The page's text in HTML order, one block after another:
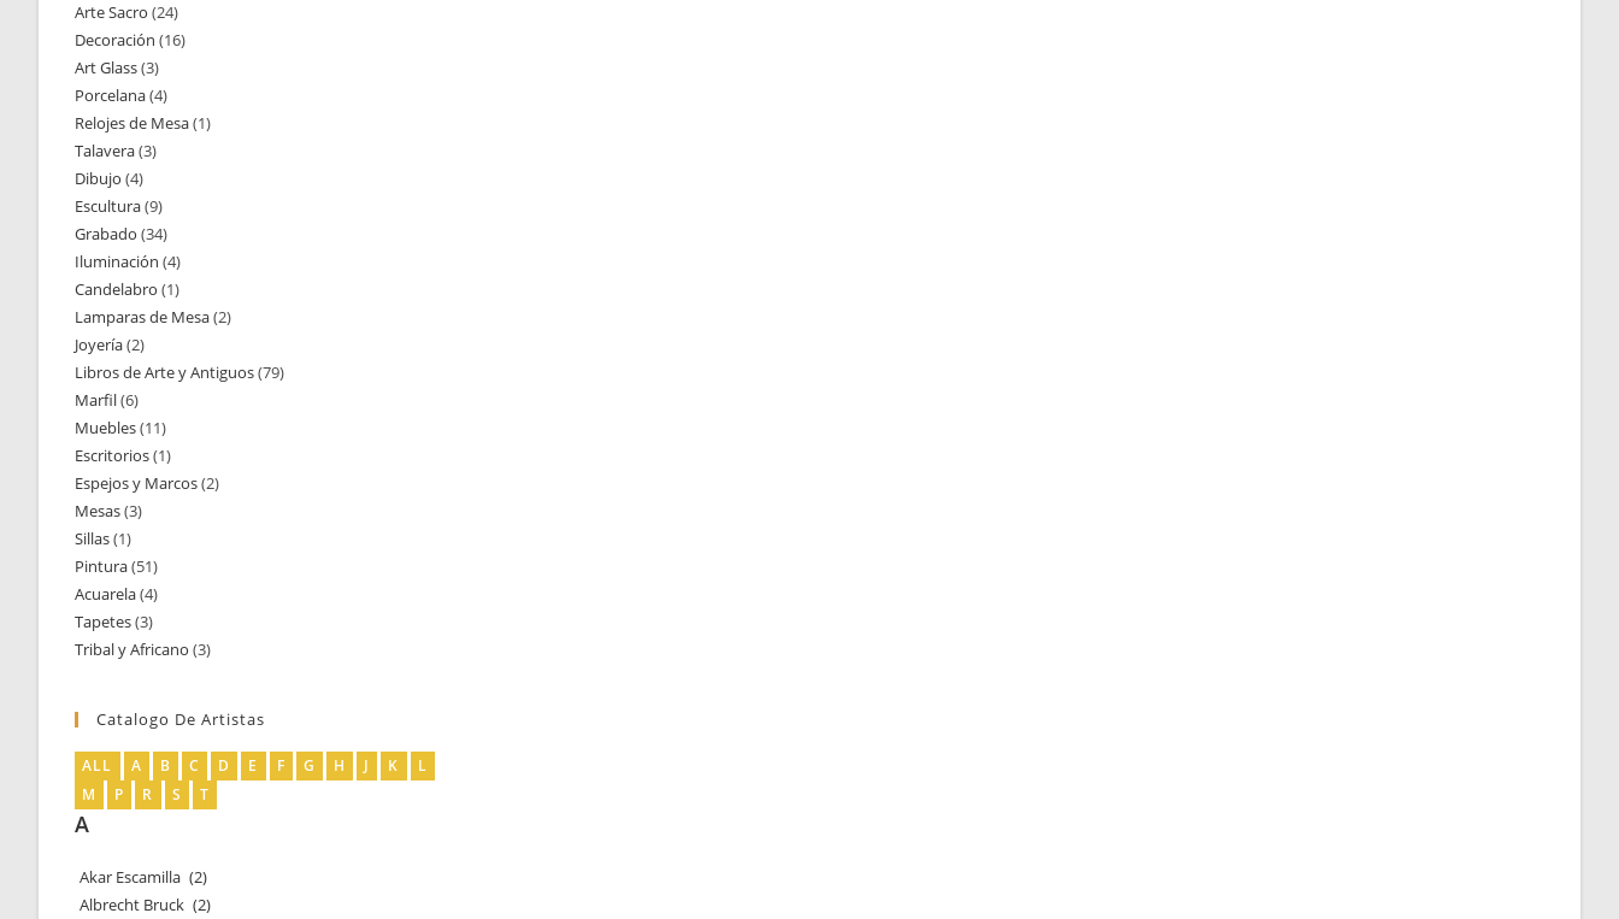
Arte Sacro 2424
productos
Decoración 1616
Art Glass 33
productos
Porcelana 44
productos
Relojes de Mesa 11
Talavera 33
Dibujo 44
productos
Escultura 99
productos
Grabado 3434
productos
Iluminación 44
productos
Candelabro 11
producto
Lamparas de Mesa 22
Joyería 22
productos
Libros de Arte y Antiguos 7979
Marfil 66
productos
Muebles 1111
productos
Escritorios 11
producto
Espejos y Marcos 22
Mesas 33
Sillas 11
producto
Pintura 5151
productos
Acuarela 44
productos
Tapetes 33
productos
Tribal y Africano 33
Catalogo De Artistas
ALL A B C D E F G H J K
L
M
P R S T
A
Akar Escamilla (2)
Albrecht Bruck (2)